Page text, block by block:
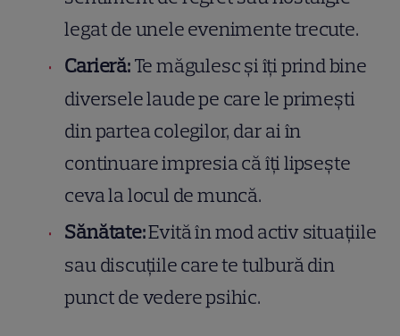
legat de unele evenimente trecute.
Carieră:Te măgulesc și îți prind bine
diversele laude pe care le primești
din partea colegilor, dar ai în
continuare impresia că îți lipsește
ceva la locul de muncă.
Sănătate:Evită în mod activ situațiile
sau discuțiile care te tulbură din
punct de vedere psihic.